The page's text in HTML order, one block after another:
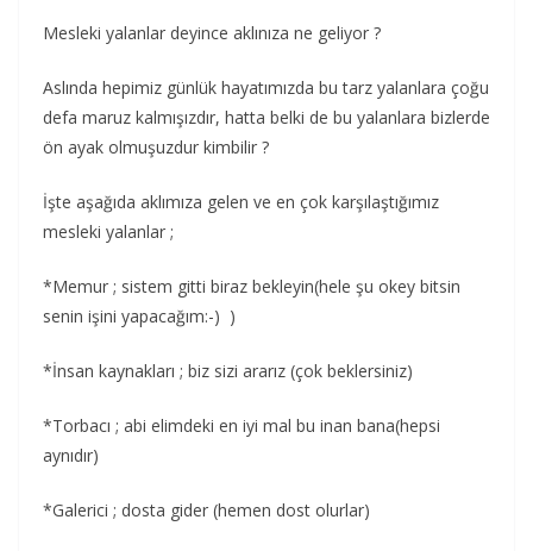
Mesleki yalanlar deyince aklınıza ne geliyor ?
Aslında hepimiz günlük hayatımızda bu tarz yalanlara çoğu
defa maruz kalmışızdır, hatta belki de bu yalanlara bizlerde
ön ayak olmuşuzdur kimbilir ?
İşte aşağıda aklımıza gelen ve en çok karşılaştığımız
mesleki yalanlar ;
*Memur ; sistem gitti biraz bekleyin(hele şu okey bitsin
senin işini yapacağım:-) )
*İnsan kaynakları ; biz sizi ararız (çok beklersiniz)
*Torbacı ; abi elimdeki en iyi mal bu inan bana(hepsi
aynıdır)
*Galerici ; dosta gider (hemen dost olurlar)